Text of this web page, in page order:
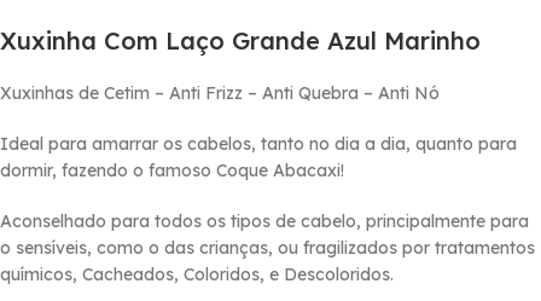
Xuxinha Com Laço Grande Azul Marinho
Xuxinhas de Cetim – Anti Frizz – Anti Quebra – Anti Nó
Ideal para amarrar os cabelos, tanto no dia a dia, quanto para
dormir, fazendo o famoso Coque Abacaxi!
Aconselhado para todos os tipos de cabelo, principalmente para
o sensí­veis, como o das crianças, ou fragilizados por tratamentos
quí­micos, Cacheados, Coloridos, e Descoloridos.